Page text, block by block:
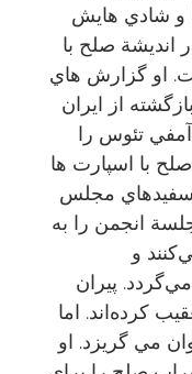
و شادي هايش
انديشة صلح با
او گزارش هاي
از ايران
تئوس را
با اسپارت ها
مجلس
جلسة انجمن را به
و
پيران
كرده‌اند. اما
مي گريزد. او